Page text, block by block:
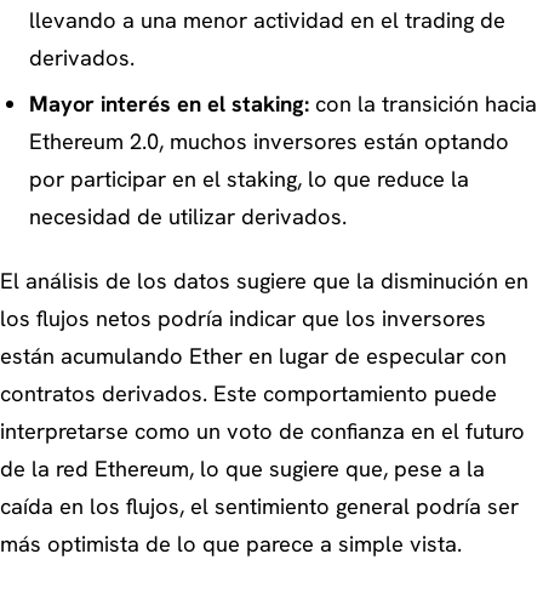
llevando a una menor actividad en el trading de
derivados.
Mayor interés en el staking:con la transición hacia
Ethereum 2.0, muchos inversores están optando
por participar en el staking, lo que reduce la
necesidad de utilizar derivados.
El análisis de los datos sugiere que la disminución en
los flujos netos podría indicar que los inversores
están acumulando Ether en lugar de especular con
contratos derivados. Este comportamiento puede
interpretarse como un voto de confianza en el futuro
de la red Ethereum, lo que sugiere que, pese a la
caída en los flujos, el sentimiento general podría ser
más optimista de lo que parece a simple vista.